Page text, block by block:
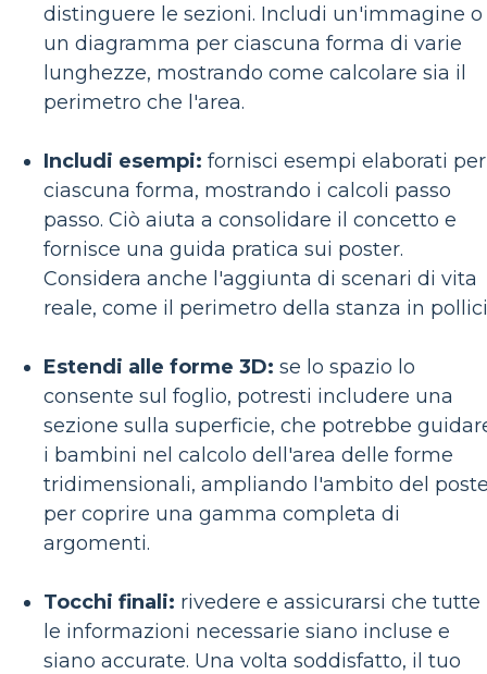
distinguere le sezioni. Includi un'immagine o
un diagramma per ciascuna forma di varie
lunghezze, mostrando come calcolare sia il
perimetro che l'area.
Includi esempi: fornisci esempi elaborati per
ciascuna forma, mostrando i calcoli passo
passo. Ciò aiuta a consolidare il concetto e
fornisce una guida pratica sui poster.
Considera anche l'aggiunta di scenari di vita
reale, come il perimetro della stanza in
Estendi alle forme 3D: se lo spazio lo
consente sul foglio, potresti includere una
sezione sulla superficie, che potrebbe
i bambini nel calcolo dell'area delle forme
tridimensionali, ampliando l'ambito del
per coprire una gamma completa di
argomenti.
Tocchi finali: rivedere e assicurarsi che tutte
le informazioni necessarie siano incluse e
siano accurate. Una volta soddisfatto, il tuo